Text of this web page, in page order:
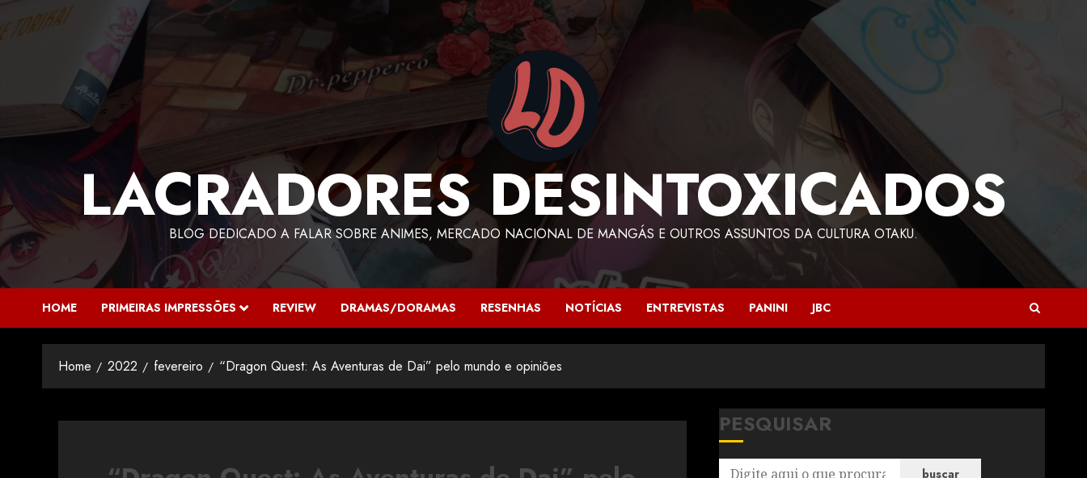
LACRADORES DESINTOXICADOS
BLOG DEDICADO A FALAR SOBRE ANIMES, MERCADO NACIONAL DE MANGÁS E OUTROS ASSUNTOS DA CULTURA OTAKU.
HOME PRIMEIRAS IMPRESSÕES REVIEW DRAMAS/DORAMAS RESENHAS NOTÍCIAS ENTREVISTAS PANINI JBC
Home 2022 fevereiro “Dragon Quest: As Aventuras de Dai” pelo mundo e opiniões
PESQUISAR
buscar